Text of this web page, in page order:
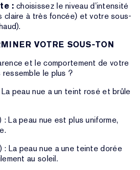
: choisissez le niveau d’intensité
claire à très foncée) et votre sous-
VOTRE SOUS-TON
et le comportement de votre
le plus ?
peau nue a un teint rosé et brûle
La peau nue est plus uniforme,
La peau nue a une teinte dorée
au soleil.